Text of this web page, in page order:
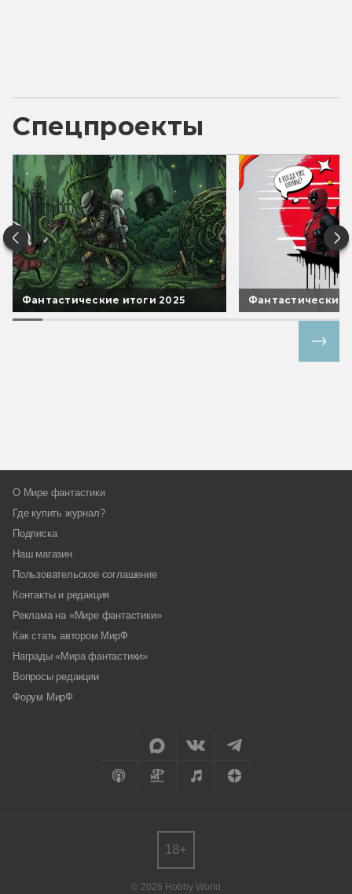
Спецпроекты
Фантастические итоги 2025 Фантастические
О Мире фантастики
Где купить журнал?
Подписка
Наш магазин
Пользовательское соглашение
Контакты и редакция
Реклама на «Мире фантастики»
Как стать автором МирФ
Награды «Мира фантастики»
Вопросы редакции
Форум МирФ
© 2026 Hobby World
18+